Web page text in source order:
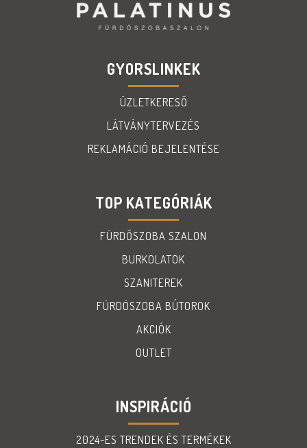
GYORSLINKEK
ÜZLETKERESŐ
LÁTVÁNYTERVEZÉS
REKLAMÁCIÓ BEJELENTÉSE
TOP KATEGÓRIÁK
FÜRDŐSZOBA SZALON
BURKOLATOK
SZANITEREK
FÜRDÖSZOBA BÚTOROK
AKCIÓK
OUTLET
INSPIRÁCIÓ
2024-ES TRENDEK ÉS TERMÉKEK